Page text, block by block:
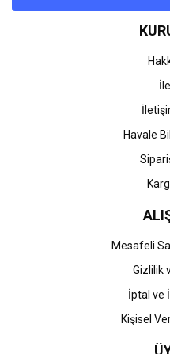
Ürün bilgilerinde hatalar
Ürün fiyatı diğer sitelerden
Havale
Mesafeli
Gizlilik
İptal ve
Kişisel